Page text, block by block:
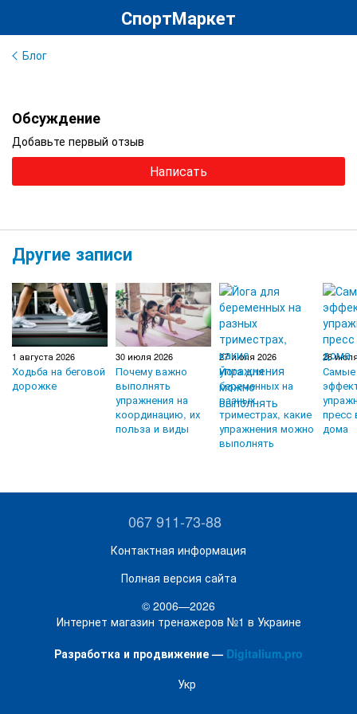
СпортМаркет
Блог
Обсуждение
Добавьте первый отзыв
Написать
Другие записи
1 августа 2026
Ходьба на беговой
дорожке
30 июля 2026
Почему важно
выполнять
упражнения на
координацию, их
польза и виды
27 июля 2026
Йога для
беременных на
разных
триместрах, какие
упражнения можно
выполнять
26
Самые
пресс
дома
067 911-73-88
Контактная информация
Полная версия сайта
© 2006—2026
Интернет магазин тренажеров №1 в Украине
Разработка и продвижение — Digitalium.pro
Укр